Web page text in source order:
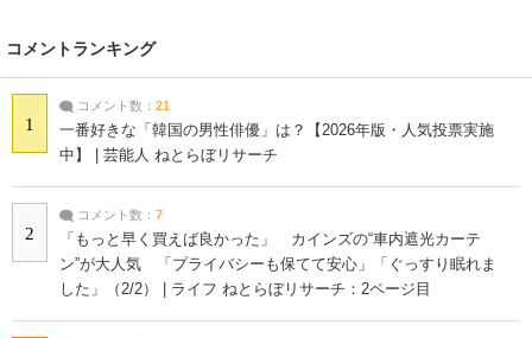
コメントランキング
1
コメント数： 21
一番好きな「韓国の男性俳優」は？【2026年版・人気投票実施
中】 | 芸能人 ねとらぼリサーチ
2
コメント数： 7
「もっと早く買えば良かった」 カインズの“車内遮光カーテ
ン”が大人気 「プライバシーも保てて安心」「ぐっすり眠れま
した」（2/2） | ライフ ねとらぼリサーチ：2ページ目